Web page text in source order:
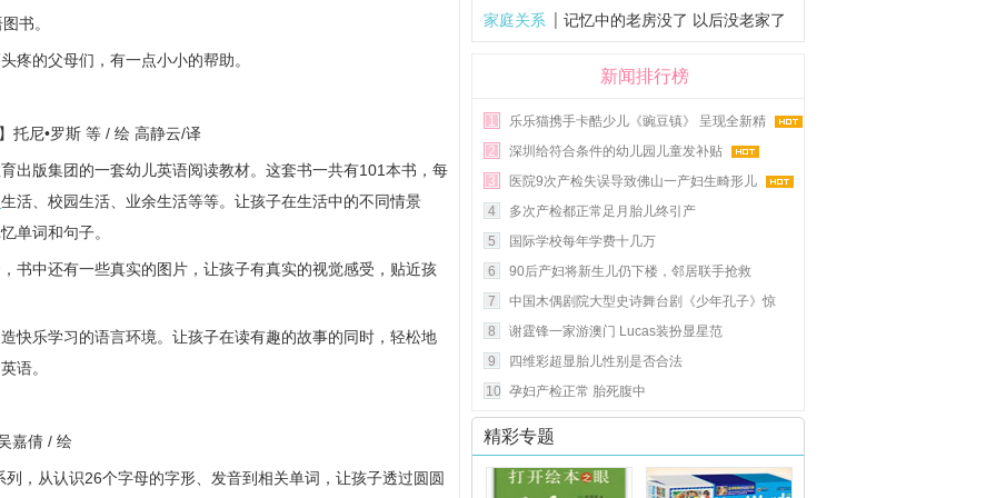
书。
疼的父母们，有一点小小的帮助。
托尼•罗斯 等 / 绘 高静云/译
出版集团的一套幼儿英语阅读教材。这套书一共有101本书，每
生活、校园生活、业余生活等等。让孩子在生活中的不同情景
单词和句子。
书中还有一些真实的图片，让孩子有真实的视觉感受，贴近孩
快乐学习的语言环境。让孩子在读有趣的故事的同时，轻松地
语。
嘉倩 / 绘
，从认识26个字母的字形、发音到相关单词，让孩子透过圆圆
家庭关系 记忆中的老房没了 以后没老家了
新闻排行榜
1
乐乐猫携手卡酷少儿《豌豆镇》 呈现全新精
2
深圳给符合条件的幼儿园儿童发补贴
3
医院9次产检失误导致佛山一产妇生畸形儿
4
多次产检都正常足月胎儿终引产
5
国际学校每年学费十几万
6
90后产妇将新生儿仍下楼，邻居联手抢救
7
中国木偶剧院大型史诗舞台剧《少年孔子》惊
8
谢霆锋一家游澳门 Lucas装扮显星范
9
四维彩超显胎儿性别是否合法
10 孕妇产检正常 胎死腹中
精彩专题